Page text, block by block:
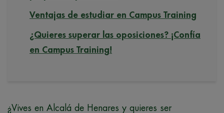
Ventajas de estudiar en Campus Training
¿Quieres superar las oposiciones? ¡Confía
en Campus Training!
¿Vives en Alcalá de Henares y quieres ser